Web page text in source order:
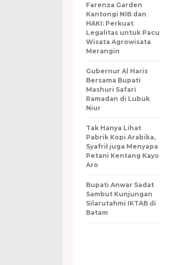
Farenza Garden
Kantongi NIB dan
HAKI: Perkuat
Legalitas untuk Pacu
Wisata Agrowisata
Merangin
Gubernur Al Haris
Bersama Bupati
Mashuri Safari
Ramadan di Lubuk
Niur
Tak Hanya Lihat
Pabrik Kopi Arabika,
Syafril juga Menyapa
Petani Kentang Kayo
Aro
Bupati Anwar Sadat
Sambut Kunjungan
Silarutahmi IKTAB di
Batam